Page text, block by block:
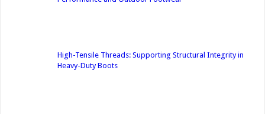
High-Tensile Threads: Supporting Structural Integrity in
Heavy-Duty Boots